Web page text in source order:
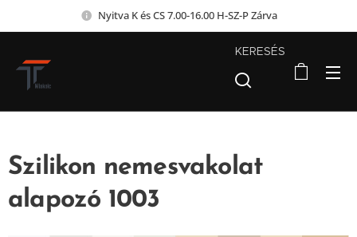
Nyitva K és CS 7.00-16.00 H-SZ-P Zárva
KERESÉS
Szilikon nemesvakolat
alapozó 1003